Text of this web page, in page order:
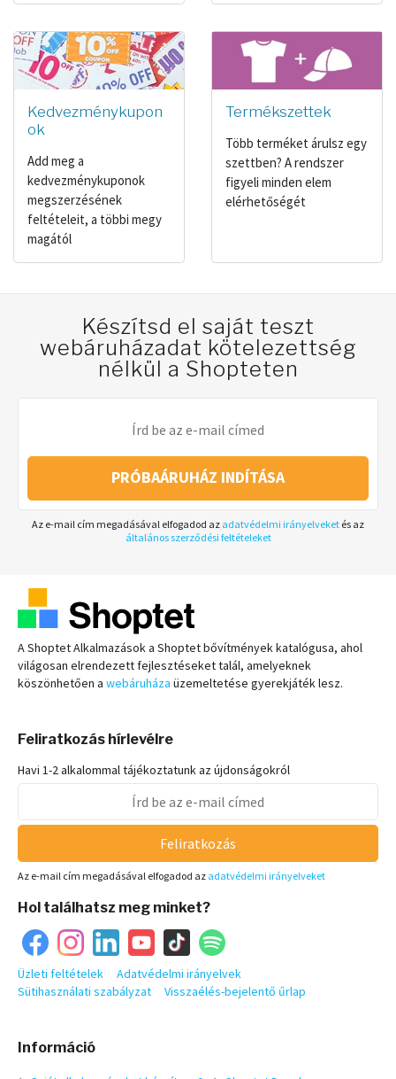
Kedvezménykupon
ok
Add meg a
kedvezménykuponok
megszerzésének
feltételeit, a többi megy
magától
Termékszettek
Több terméket árulsz egy
szettben? A rendszer
figyeli minden elem
elérhetőségét
Készítsd el saját teszt
webáruházadat kötelezettség
nélkül a Shopteten
PRÓBAÁRUHÁZ INDÍTÁSA
Az e-mail cím megadásával elfogadod az adatvédelmi irányelveket és az
általános szerződési feltételeket
A Shoptet Alkalmazások a Shoptet bővítmények katalógusa, ahol
világosan elrendezett fejlesztéseket talál, amelyeknek
köszönhetően a webáruháza üzemeltetése gyerekjáték lesz.
Információ
Feliratkozás hírlevélre
Havi 1-2 alkalommal tájékoztatunk az újdonságokról
Feliratkozás
Az e-mail cím megadásával elfogadod az adatvédelmi irányelveket
Hol találhatsz meg minket?
Üzleti feltételek
Adatvédelmi irányelvek
Sütihasználati szabályzat
Visszaélés-bejelentő űrlap